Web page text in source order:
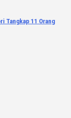
Tangkap 11 Orang